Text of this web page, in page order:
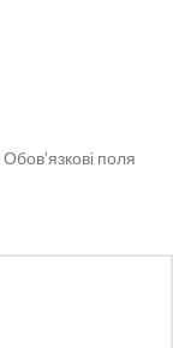
Обов’язкові поля